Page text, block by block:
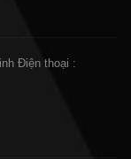
Điện thoại :